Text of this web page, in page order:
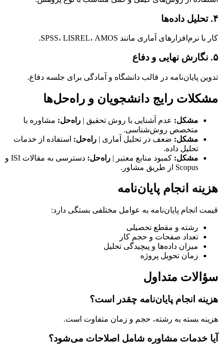
۴. تحلیل داده‌ها
کار با نرم‌افزارهای آماری مانند SPSS، LISREL، AMOS.
۵. نگارش نهایی و دفاع
تدوین پایان‌نامه در قالب دانشگاه و آمادگی برای جلسه دفاع.
مشکلات رایج دانشجویان و راه‌حل‌ها
مشکل: عدم آشنایی با روش تحقیق | راه‌حل: مشاوره با
متخصص روش‌شناسی.
مشکل: ضعف در تحلیل آماری | راه‌حل: استفاده از خدمات
تحلیل داده.
مشکل: کمبود منابع معتبر | راه‌حل:
دسترسی به مقالات ISI و
Scopus از طریق مشاور.
هزینه انجام پایان‌نامه
قیمت انجام پایان‌نامه به عوامل مختلفی بستگی دارد:
رشته و مقطع تحصیلی
تعداد صفحات و حجم کار
میزان داده‌ها و پیچیدگی تحلیل
زمان تحویل پروژه
سؤالات متداول
هزینه انجام پایان‌نامه چقدر است؟
هزینه بسته به رشته، حجم و زمان متفاوت است.
آیا خدمات مشاوره شامل اصلاحات می‌شود؟